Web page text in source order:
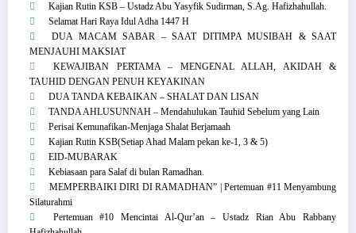
Kajian Rutin KSB – Ustadz Abu Yasyfik Sudirman, S.Ag. Hafizhahullah.
Selamat Hari Raya Idul Adha 1447 H
DUA MACAM SABAR – SAAT DITIMPA MUSIBAH & SAAT
MENJAUHI MAKSIAT
KEWAJIBAN PERTAMA – MENGENAL ALLAH, AKIDAH &
TAUHID DENGAN PENUH KEYAKINAN
DUA TANDA KEBAIKAN – SHALAT DAN LISAN
TANDA AHLUSUNNAH – Mendahulukan Tauhid Sebelum yang Lain
Perisai Kemunafikan-Menjaga Shalat Berjamaah
Kajian Rutin KSB(Setiap Ahad Malam pekan ke-1, 3 & 5)
EID-MUBARAK
Kebiasaan para Salaf di bulan Ramadhan.
MEMPERBAIKI DIRI DI RAMADHAN” | Pertemuan #11 Menyambung
Silaturahmi
Pertemuan #10 Mencintai Al-Qur’an – Ustadz Rian Abu Rabbany